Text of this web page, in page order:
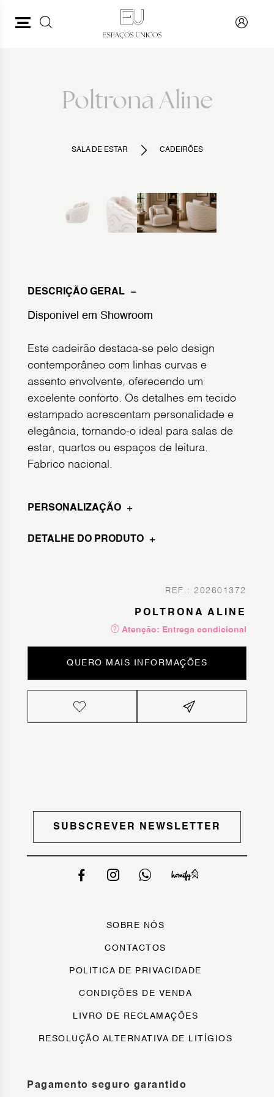
Poltrona Aline
SALA DE ESTAR CADEIRÕES
DESCRIÇÃO GERAL
Disponível em Showroom
Este cadeirão destaca-se pelo design
contemporâneo com linhas curvas e
assento envolvente, oferecendo um
excelente conforto. Os detalhes em tecido
estampado acrescentam personalidade e
elegância, tornando-o ideal para salas de
estar, quartos ou espaços de leitura.
Fabrico nacional.
PERSONALIZAÇÃO
DETALHE DO PRODUTO
REF.: 202601372
POLTRONA ALINE
Atenção: Entrega condicional
QUERO MAIS INFORMAÇÕES
SUBSCREVER NEWSLETTER
SOBRE NÓS
CONTACTOS
POLITICA DE PRIVACIDADE
CONDIÇÕES DE VENDA
LIVRO DE RECLAMAÇÕES
RESOLUÇÃO ALTERNATIVA DE LITÍGIOS
Pagamento seguro garantido
PESQUISAR